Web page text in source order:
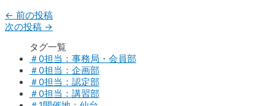
← 前の投稿
次の投稿 →
タグ一覧
＃0担当：事務局・会員部
＃0担当：企画部
＃0担当：認定部
＃0担当：講習部